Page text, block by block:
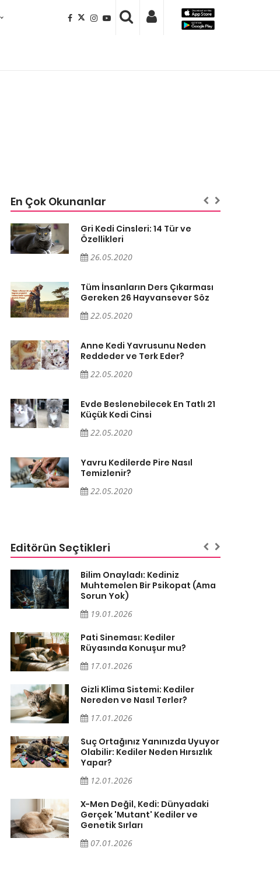
En Çok Okunanlar
Gri Kedi Cinsleri: 14 Tür ve
Özellikleri
26.05.2020
Tüm İnsanların Ders Çıkarması
Gereken 26 Hayvansever Söz
22.05.2020
Anne Kedi Yavrusunu Neden
Reddeder ve Terk Eder?
22.05.2020
Evde Beslenebilecek En Tatlı 21
Küçük Kedi Cinsi
22.05.2020
Yavru Kedilerde Pire Nasıl
Temizlenir?
22.05.2020
Editörün Seçtikleri
Bilim Onayladı: Kediniz
Muhtemelen Bir Psikopat (Ama
Sorun Yok)
19.01.2026
Pati Sineması: Kediler
Rüyasında Konuşur mu?
17.01.2026
Gizli Klima Sistemi: Kediler
Nereden ve Nasıl Terler?
17.01.2026
Suç Ortağınız Yanınızda Uyuyor
Olabilir: Kediler Neden Hırsızlık
Yapar?
12.01.2026
X-Men Değil, Kedi: Dünyadaki
Gerçek 'Mutant' Kediler ve
Genetik Sırları
07.01.2026